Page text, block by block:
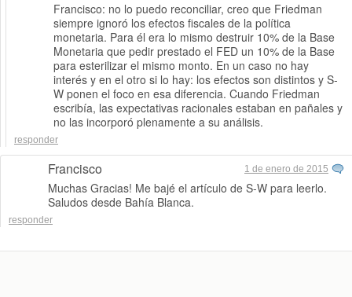
Francisco: no lo puedo reconciliar, creo que Friedman
siempre ignoró los efectos fiscales de la política
monetaria. Para él era lo mismo destruir 10% de la Base
Monetaria que pedir prestado el FED un 10% de la Base
para esterilizar el mismo monto. En un caso no hay
interés y en el otro si lo hay: los efectos son distintos y S-
W ponen el foco en esa diferencia. Cuando Friedman
escribía, las expectativas racionales estaban en pañales y
no las incorporó plenamente a su análisis.
responder
Francisco 1 de enero de 2015
Muchas Gracias! Me bajé el artículo de S-W para leerlo.
Saludos desde Bahía Blanca.
responder